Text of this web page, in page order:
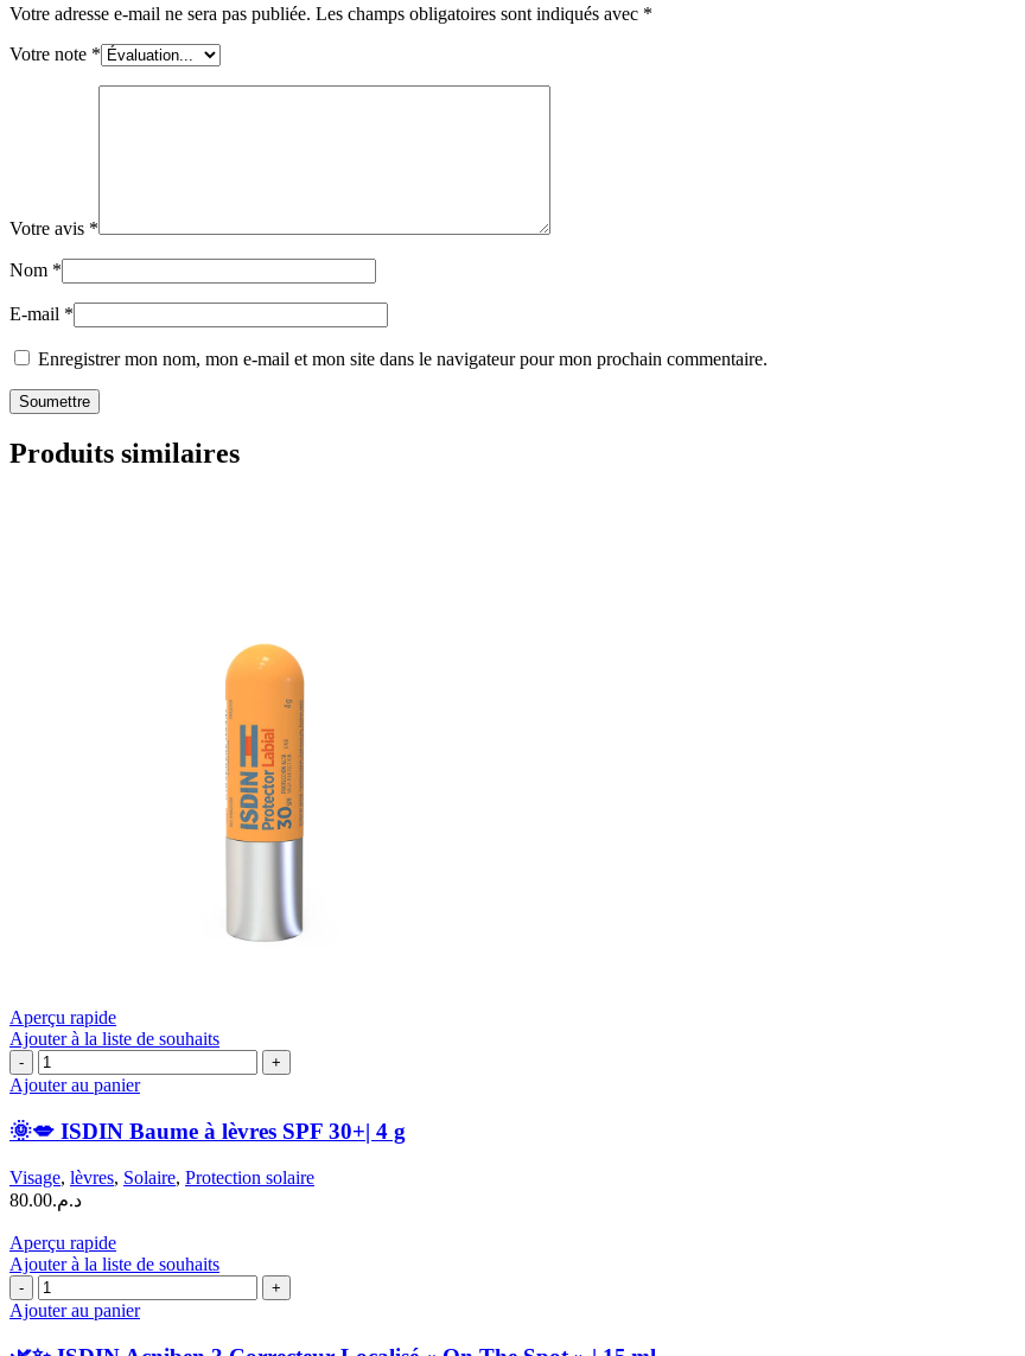
Votre adresse e-mail ne sera pas publiée. Les champs obligatoires sont indiqués avec *
Votre note *
Votre avis *
Nom *
E-mail *
Enregistrer mon nom, mon e-mail et mon site dans le navigateur pour mon prochain commentaire.
Produits similaires
Aperçu rapide
Ajouter à la liste de souhaits
quantité
de
💋
ISDIN
Baume
à
lèvres
30+|
4
g
Ajouter au panier
🌞💋 ISDIN Baume à lèvres SPF 30+| 4 g
Visage, lèvres, Solaire, Protection solaire
د.م.80.00
Aperçu rapide
Ajouter à la liste de souhaits
quantité
de
✨
Ajouter au panier